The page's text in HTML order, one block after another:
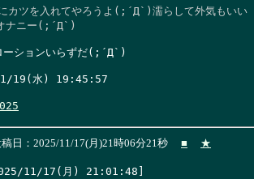
カツを入れてやろうよ(;´Д`)濡らして外気もいい
ナニー(;´Д`)
ーションいらずだ(;´Д`)
19(水) 19:45:57
日：2025/11/17(月)21時06分21秒 ■ ★
11/17(月) 21:01:48]